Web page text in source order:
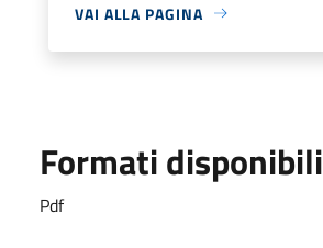
VAI ALLA PAGINA
Formati disponibili
Pdf